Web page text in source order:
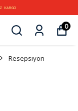
0
Resepsiyon